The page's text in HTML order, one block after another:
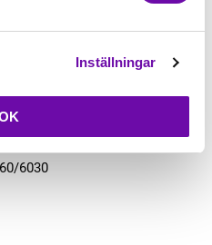
Inställningar
6030